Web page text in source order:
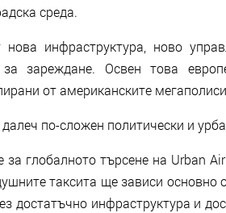
среда.
нова инфраструктура, ново
за зареждане. Освен това
от американските
по-сложен политически и
глобалното търсене на Urban
таксита ще зависи основно
достатъчно инфраструктура и